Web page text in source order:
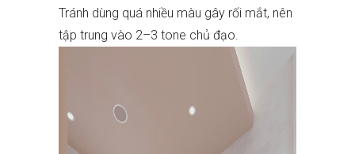
Tránh dùng quá nhiều màu gây rối mắt, nên
tập trung vào 2–3 tone chủ đạo.